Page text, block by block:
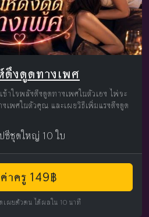
ดึงดูดทางเพศ
าใจพลังดึงดูดทางเพศในตัวเอง ไพ่จะ
เพศในตัวคุณ และเผยวิธีเพิ่มแรงดึงดูด
ซีชุดใหญ่ 10 ใบ
าครู 149฿
ผยตัวตน ได้ผลใน 10 นาที